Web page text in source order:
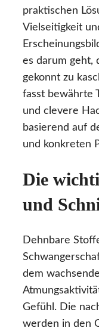
praktischen
Vielseitigkeit
es darum geht,
gekonnt zu
fasst bewährte
und clevere
basierend auf
und konkreten
Die
und
Dehnbare
dem
Gefühl. Die
werden in den